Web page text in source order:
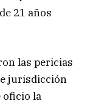
21 años
las pericias
jurisdicción
oficio la